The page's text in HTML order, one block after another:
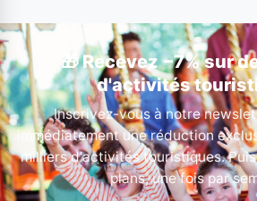
🎁 Recevez −7% sur
d'activités
Inscrivez-vous à notre
immédiatement une réduction
milliers d'activités touristiques.
plans, une fois par